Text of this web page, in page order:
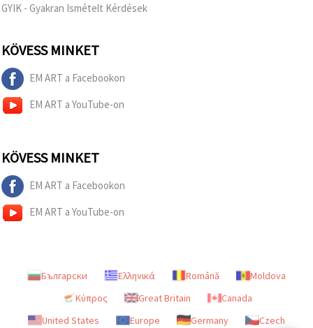
GYIK - Gyakran Ismételt Kérdések
KÖVESS MINKET
EM ART a Facebookon
EM ART a YouTube-on
KÖVESS MINKET
EM ART a Facebookon
EM ART a YouTube-on
Български Ελληνικά Română
Moldova
Κύπρος
Great Britain
Canada
United States
Europe Germany Czech